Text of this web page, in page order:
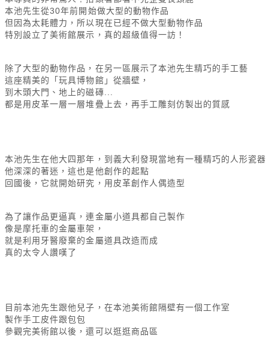
本池先生從30年前開始做大型的動物作品
但因為太耗體力，所以現在已經不做大型動物作品
特別設立了美術館展示，真的超級值得一訪！
除了大型的動物作品，在另一區展示了本池先生精巧的手工藝
這座精美的「玩具博物館」從牆壁，
到木頭大門、地上的磁磚...
都是用皮革一層一層堆疊上去，再手工雕刻仿製出的質感
本池先生在他大四那年，到義大利發現當地有一種精巧的人形瓷器
他深深的著迷，這也是他創作的起點
回國後，它就開始研究，用皮革創作人偶造型
為了讓作品更逼真，連金屬小道具都自己製作
像是摩托車的金屬車架，
就是利用牙醫廢棄的金屬道具改造而成
真的太令人讚嘆了
目前本池先生跟他兒子，在本池美術館隔壁有一個工作室
製作手工皮件跟包包
參觀完美術館以後，還可以逛逛商品區